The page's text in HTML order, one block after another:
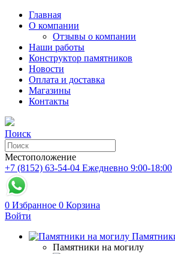
Главная
О компании
Отзывы о компании
Наши работы
Конструктор памятников
Новости
Оплата и доставка
Магазины
Контакты
Поиск
Местоположение
+7 (8152) 63-54-04 Ежедневно 9:00-18:00
0 Избранное 0 Корзина
Войти
Памятники на могилу